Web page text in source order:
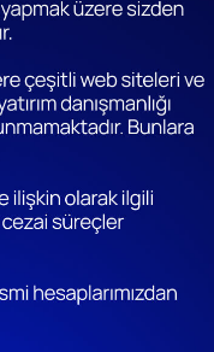
tarafından
kâr elde etmeyi
satarak kısa
tercih
edilmektedir.
bilgi almak için,
biridir.
anlık